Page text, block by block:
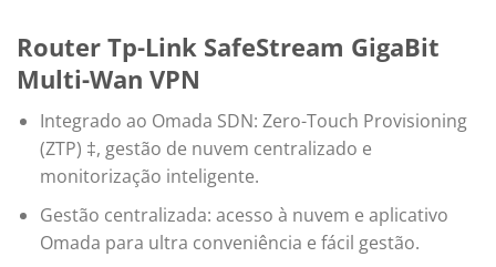
Router Tp-Link SafeStream GigaBit
Multi-Wan VPN
Integrado ao Omada SDN: Zero-Touch Provisioning
(ZTP) ‡, gestão de nuvem centralizado e
monitorização inteligente.
Gestão centralizada: acesso à nuvem e aplicativo
Omada para ultra conveniência e fácil gestão.